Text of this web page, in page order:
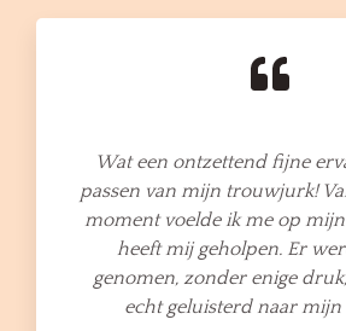
Wat een ontzettend fijne
passen van mijn trouwjurk!
moment voelde ik me op
heeft mij geholpen. Er
genomen, zonder enige
echt geluisterd naar mijn